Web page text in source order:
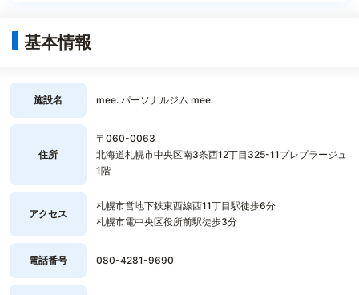
基本情報
施設名 mee. パーソナルジム mee.
住所
〒060-0063
北海道札幌市中央区南3条西12丁目325-11プレプラージュ
1階
アクセス
札幌市営地下鉄東西線西11丁目駅徒歩6分
札幌市電中央区役所前駅徒歩3分
電話番号 080-4281-9690